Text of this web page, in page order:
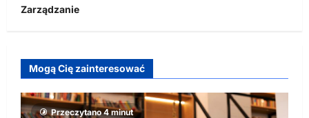
Zarządzanie
Mogą Cię zainteresować
Przeczytano 4 minut